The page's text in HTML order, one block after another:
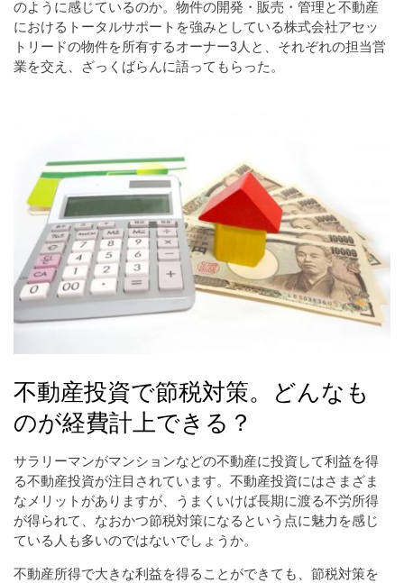
のように感じているのか。物件の開発・販売・管理と不動産
におけるトータルサポートを強みとしている株式会社アセッ
トリードの物件を所有するオーナー3人と、それぞれの担当営
業を交え、ざっくばらんに語ってもらった。
不動産投資で節税対策。どんなも
のが経費計上できる？
サラリーマンがマンションなどの不動産に投資して利益を得
る不動産投資が注目されています。不動産投資にはさまざま
なメリットがありますが、うまくいけば長期に渡る不労所得
が得られて、なおかつ節税対策になるという点に魅力を感じ
ている人も多いのではないでしょうか。
不動産所得で大きな利益を得ることができても、節税対策を